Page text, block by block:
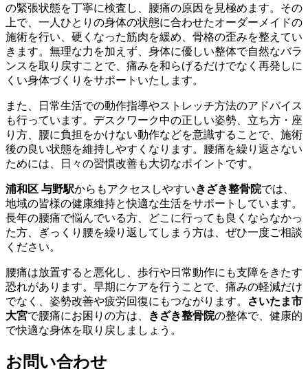
の緊張状態を丁寧に検査し、腰痛の原因を見極めます。その
上で、一人ひとりの身体の状態に合わせたオーダーメイドの
施術を行い、硬くなった筋肉を緩め、骨格の歪みを整えてい
きます。無理な力を加えず、身体に優しい整体で自然なバラ
ンスを取り戻すことで、痛みを和らげるだけでなく再発しに
くい身体づくりをサポートいたします。
また、日常生活での動作指導やストレッチ方法のアドバイス
も行っています。デスクワーク中の正しい姿勢、立ち方・座
り方、腰に負担をかけない動作などを意識することで、施術
後の良い状態を維持しやすくなります。腰痛を繰り返さない
ためには、日々の習慣改善も大切なポイントです。
浦和区 与野駅からもアクセスしやすいきざき整骨院では、
地域の皆様の健康維持と快適な生活をサポートしています。
長年の腰痛で悩んでいる方、どこに行っても良くならなかっ
た方、ぎっくり腰を繰り返してしまう方は、ぜひ一度ご相談
ください。
腰痛は放置すると悪化し、歩行や日常動作にも支障をきたす
恐れがあります。早期にケアを行うことで、痛みの軽減だけ
でなく、姿勢改善や疲労回復にもつながります。
さいたま市
大宮で腰痛にお困りの方は、 きざき整骨院の整体で、健康的
で快適な身体を取り戻しましょう。
お問い合わせ